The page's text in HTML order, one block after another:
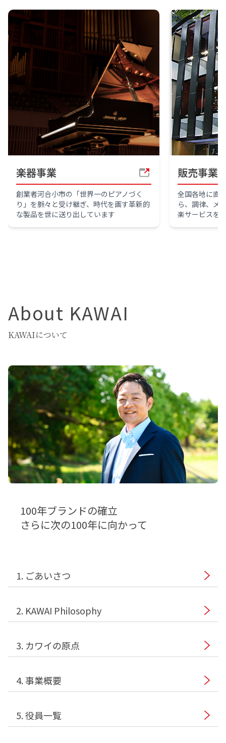
楽器事業
創業者河合小市の「世界一のピアノづく
り」を脈々と受け継ぎ、時代を画す革新的
な製品を世に送り出しています
販売事業
全国各地に直
ら、調律、メ
楽サービスを
About KAWAI
KAWAIについて
100年ブランドの確立
さらに次の100年に向かって
1. ごあいさつ
2. KAWAI Philosophy
3. カワイの原点
4. 事業概要
5. 役員一覧